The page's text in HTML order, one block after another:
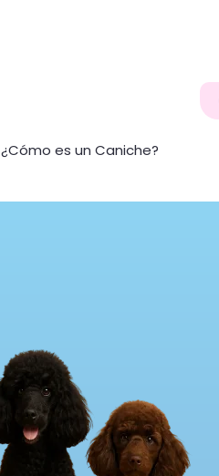
¿Cómo es un Caniche?